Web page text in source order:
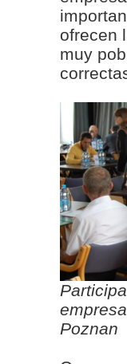
ofrecen
muy
Poznan